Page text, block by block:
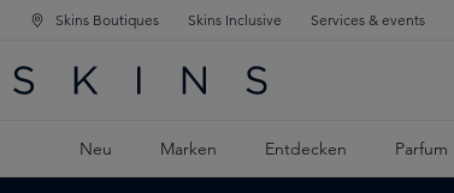
SPRINGEN
SPRINGEN
Skins Boutiques Skins Inclusive Services & events
Neu Marken Entdecken Parfum